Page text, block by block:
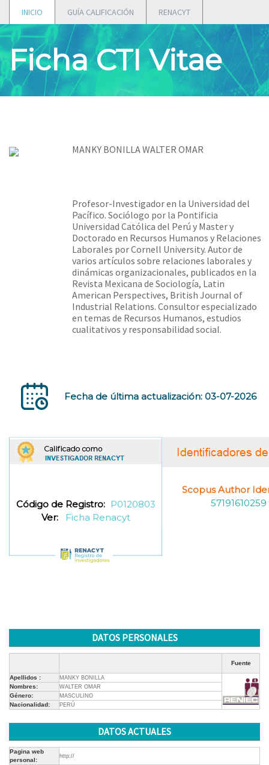
INICIO GUÍA CALIFICACIÓN RENACYT
Ficha CTI Vitae
MANKY BONILLA WALTER OMAR
Profesor-Investigador en la Universidad del
Pacífico. Sociólogo por la Pontificia
Universidad Católica del Perú y Master y
Doctorado en Recursos Humanos y Relaciones
Laborales por Cornell University. Autor de
varios artículos sobre relaciones laborales y
dinámicas organizacionales, publicados en la
Revista Mexicana de Sociología, Latin
American Perspectives, British Journal of
Industrial Relations. Consultor especializado
en temas de Recursos Humanos, estudios
cualitativos y responsabilidad social.
Fecha de última actualización: 03-07-2026
Código de Registro: P0120803
Ver:
Ficha Renacyt
Scopus Author
57191610259
DATOS PERSONALES
Fuente
Apellidos : MANKY BONILLA
Nombres: WALTER OMAR
Género: MASCULINO
Nacionalidad: PERÚ
DATOS ACTUALES
Pagina web
personal:
http://